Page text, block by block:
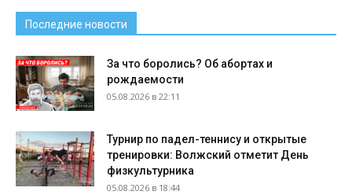
Последние новости
За что боролись? Об абортах и
рождаемости
05.08.2026 в 22:11
Турнир по падел-теннису и открытые
тренировки: Волжский отметит День
физкультурника
05.08.2026 в 18:44